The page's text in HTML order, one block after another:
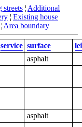
streets ¦ Additional
¦ Existing house
¦ Area boundary
service surface
asphalt
asphalt